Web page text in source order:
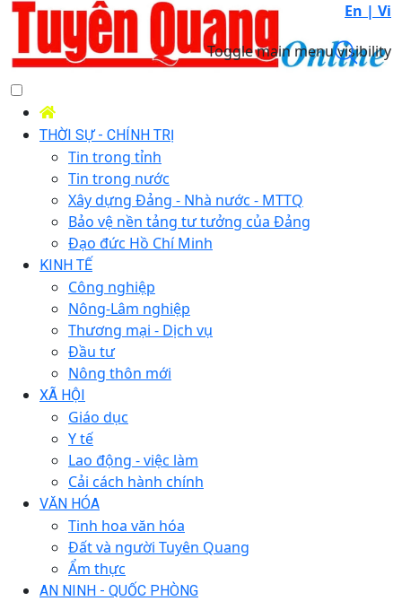
En | Vi
Toggle main menu visibility
THỜI SỰ - CHÍNH TRỊ
Tin trong tỉnh
Tin trong nước
Xây dựng Đảng - Nhà nước - MTTQ
Bảo vệ nền tảng tư tưởng của Đảng
Đạo đức Hồ Chí Minh
KINH TẾ
Công nghiệp
Nông-Lâm nghiệp
Thương mại - Dịch vụ
Đầu tư
Nông thôn mới
XÃ HỘI
Giáo dục
Y tế
Lao động - việc làm
Cải cách hành chính
VĂN HÓA
Tinh hoa văn hóa
Đất và người Tuyên Quang
Ẩm thực
AN NINH - QUỐC PHÒNG